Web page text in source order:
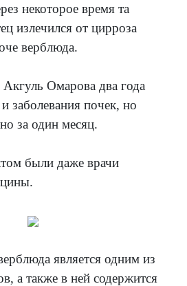
некоторое время та
излечился от цирроза
верблюда.
Омарова два года
заболевания почек, но
за один месяц.
были даже врачи
является одним из
а также в ней содержится